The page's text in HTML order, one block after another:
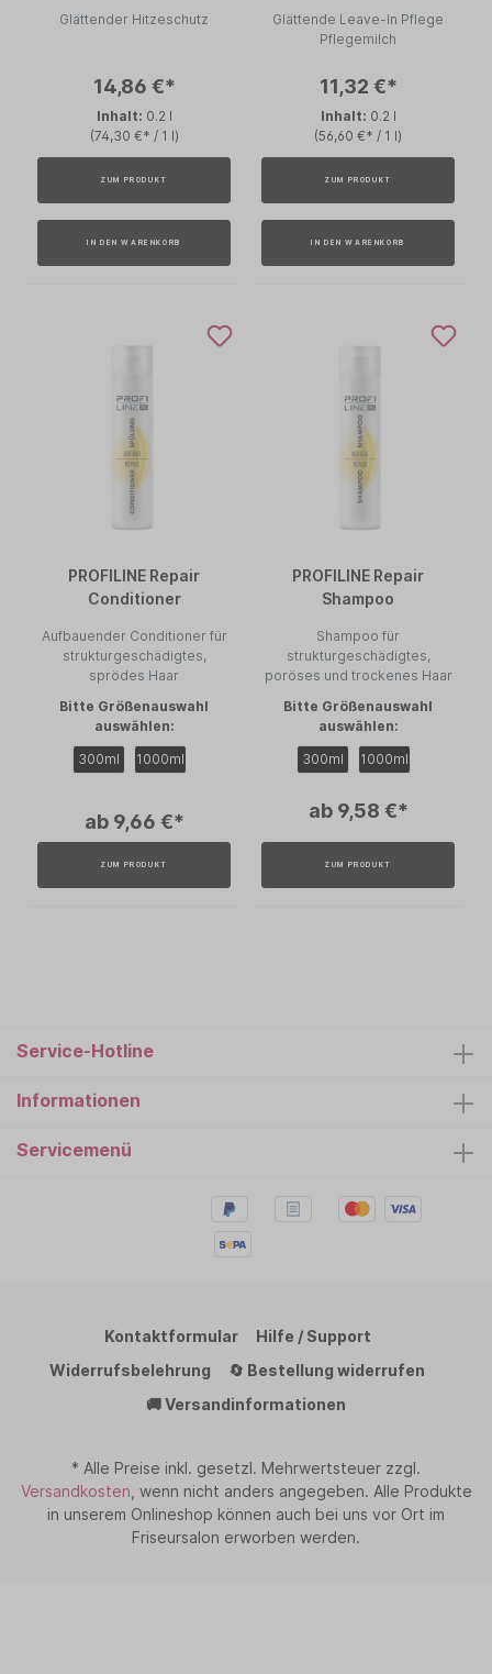
Glättender Hitzeschutz
14,86 €*
Inhalt: 0.2 l
(74,30 €* / 1 l)
ZUM PRODUKT
IN DEN WARENKORB
Glättende Leave-In Pflege
Pflegemilch
11,32 €*
Inhalt: 0.2 l
(56,60 €* / 1 l)
ZUM PRODUKT
IN DEN WARENKORB
PROFILINE Repair
Conditioner
Aufbauender Conditioner für
strukturgeschädigtes,
sprödes Haar
Bitte Größenauswahl
auswählen:
300ml
1000ml
ab 9,66 €*
ZUM PRODUKT
PROFILINE Repair
Shampoo
Shampoo für
strukturgeschädigtes,
poröses und trockenes Haar
Bitte Größenauswahl
auswählen:
300ml
1000ml
ab 9,58 €*
ZUM PRODUKT
Service-Hotline
Informationen
Servicemenü
Kontaktformular
Hilfe / Support
Widerrufsbelehrung
🔄 Bestellung widerrufen
🚚 Versandinformationen
* Alle Preise inkl. gesetzl. Mehrwertsteuer zzgl.
Versandkosten , wenn nicht anders angegeben. Alle Produkte
in unserem Onlineshop können auch bei uns vor Ort im
Friseursalon erworben werden.